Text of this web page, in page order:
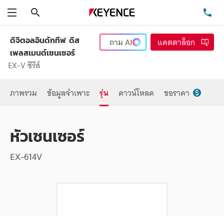
ดิจิตอลอินดักทีฟ ดิส
เพลสเมนต์เซนเซอร์
EX-V ซีรีส์
ถามAI แคตตาล็อก
ภาพรวม ข้อมูลจำเพาะ รุ่น ดาวน์โหลด ขอราคา
หัวเซนเซอร์
EX-614V